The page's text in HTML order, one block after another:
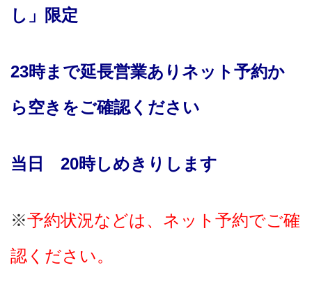
し」限定
23時まで延長営業ありネット予約か
ら空きをご確認ください
当日 20時しめきりします
※予約状況などは、ネット予約でご確
認ください。